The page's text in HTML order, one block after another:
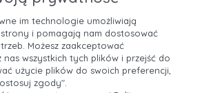
POMOC
MOJE KONTO
im technologie umożliwiają
strony i pomagają nam dostosować
Możesz zaakceptować
wszystkich tych plików i przejść do
użycie plików do swoich preferencji,
zgody".